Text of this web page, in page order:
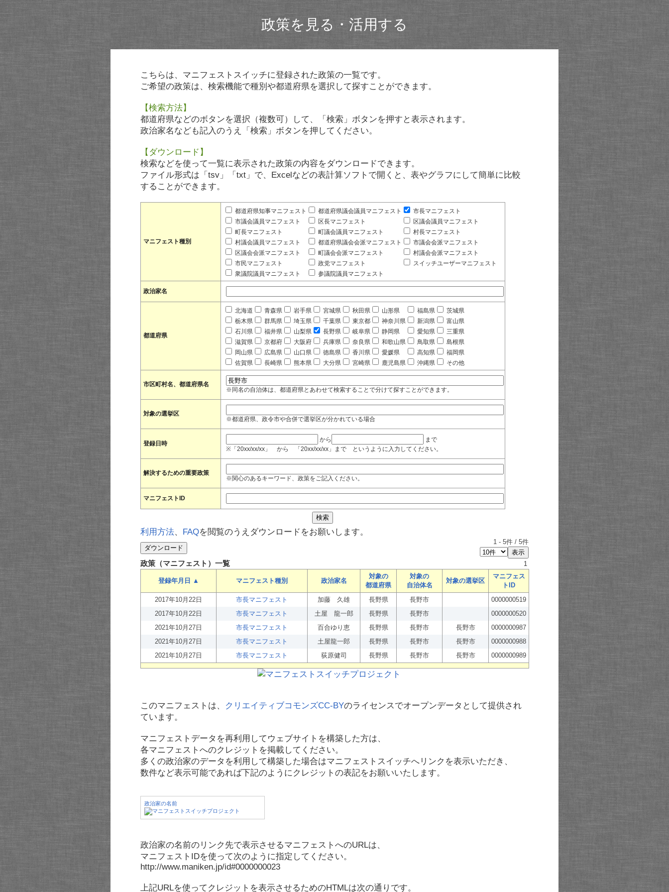
政策を見る・活用する
こちらは、マニフェストスイッチに登録された政策の一覧です。
ご希望の政策は、検索機能で種別や都道府県を選択して探すことができます。
【検索方法】
都道府県などのボタンを選択（複数可）して、「検索」ボタンを押すと表示されます。
政治家名なども記入のうえ「検索」ボタンを押してください。
【ダウンロード】
検索などを使って一覧に表示された政策の内容をダウンロードできます。
ファイル形式は「tsv」「txt」で、Excelなどの表計算ソフトで開くと、表やグラフにして簡単に比較
することができます。
マニフェスト種別
都道府県知事マニフェスト 都道府県議会議員マニフェスト
市長マニフェスト
市議会議員マニフェスト
区長マニフェスト
区議会議員マニフェスト
町長マニフェスト
町議会議員マニフェスト
村長マニフェスト
村議会議員マニフェスト
都道府県議会会派マニフェスト
市議会会派マニフェスト
区議会会派マニフェスト
町議会会派マニフェスト
村議会会派マニフェスト
市民マニフェスト
政党マニフェスト
スイッチユーザーマニフェスト
衆議院議員マニフェスト
参議院議員マニフェスト
政治家名
都道府県
北海道 青森県 岩手県 宮城県 秋田県 山形県 福島県
茨城県
栃木県
群馬県 埼玉県 千葉県 東京都 神奈川県 新潟県
富山県
石川県
福井県 山梨県 長野県 岐阜県 静岡県 愛知県
三重県
滋賀県
京都府 大阪府 兵庫県 奈良県 和歌山県 鳥取県
島根県
岡山県
広島県 山口県 徳島県 香川県 愛媛県 高知県
福岡県
佐賀県
長崎県 熊本県 大分県 宮崎県 鹿児島県 沖縄県 その他
市区町村名、都道府県名
※同名の自治体は、都道府県とあわせて検索することで分けて探すことができます。
対象の選挙区
※都道府県、政令市や合併で選挙区が分かれている場合
登録日時
から
まで
※「20xx/xx/xx」 から 「20xx/xx/xx」まで というように入力してください。
解決するための重要政策
※関心のあるキーワード、政策をご記入ください。
マニフェストID
利用方法、 FAQを閲覧のうえダウンロードをお願いします。
1 - 5件 / 5件
政策（マニフェスト）一覧 1
登録年月日 ▲ マニフェスト種別 政治家名
対象の
都道府県
対象の
自治体名
対象の選挙区
マニフェス
トID
2017年10月22日
市長マニフェスト 加藤 久雄 長野県 長野市
0000000519
2017年10月22日
市長マニフェスト 土屋 龍一郎 長野県 長野市
0000000520
2021年10月27日
市長マニフェスト 百合ゆり恵 長野県 長野市 長野市
0000000987
2021年10月27日
市長マニフェスト 土屋龍一郎 長野県 長野市 長野市
0000000988
2021年10月27日
市長マニフェスト 荻原健司 長野県 長野市 長野市 0000000989
このマニフェストは、 クリエイティブコモンズCC-BYのライセンスでオープンデータとして提供され
ています。
マニフェストデータを再利用してウェブサイトを構築した方は、
各マニフェストへのクレジットを掲載してください。
多くの政治家のデータを利用して構築した場合はマニフェストスイッチへリンクを表示いただき、
数件など表示可能であれば下記のようにクレジットの表記をお願いいたします。
政治家の名前
政治家の名前のリンク先で表示させるマニフェストへのURLは、
マニフェストIDを使って次のように指定してください。
http://www.maniken.jp/id#0000000023
上記URLを使ってクレジットを表示させるためのHTMLは次の通りです。